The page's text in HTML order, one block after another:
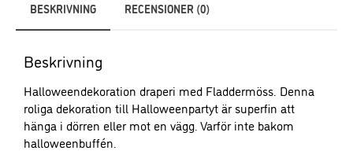
BESKRIVNING RECENSIONER (0)
Beskrivning
Halloweendekoration draperi med Fladdermöss. Denna
roliga dekoration till Halloweenpartyt är superfin att
hänga i dörren eller mot en vägg. Varför inte bakom
halloweenbuffén.
baserat på
hur
används.
Upplevelse
För att vår